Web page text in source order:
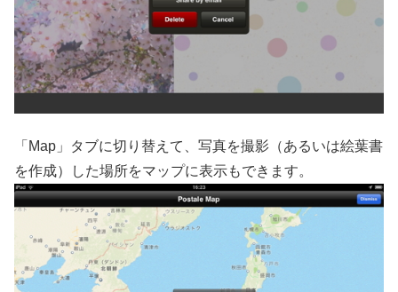
「Map」タブに切り替えて、写真を撮影（あるいは絵葉書
を作成）した場所をマップに表示もできます。